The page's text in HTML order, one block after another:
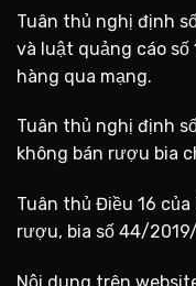
Tuân thủ nghị định
và luật quảng cáo số
hàng qua mạng.
Tuân thủ nghị định
không bán rượu bia
Tuân thủ Điều 16
rượu, bia số 44/